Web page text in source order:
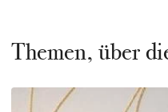
Themen, über